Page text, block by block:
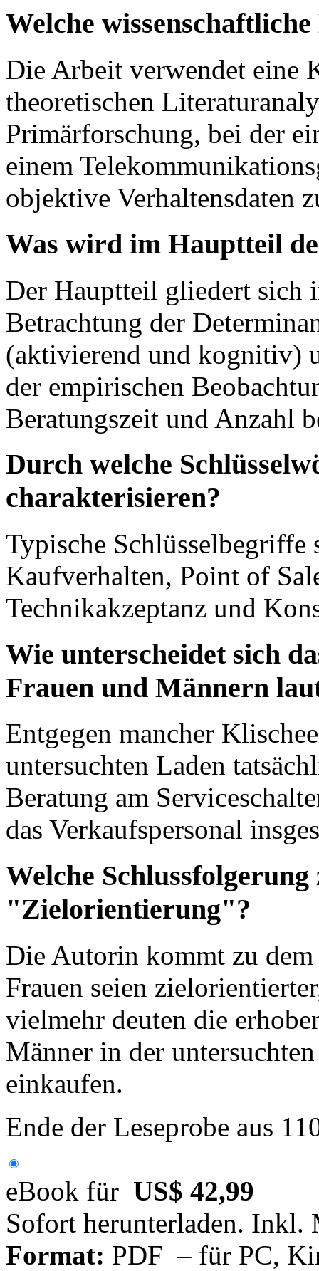
Welche
Die Arbeit verwendet eine
theoretischen
Primärforschung, bei der
einem
objektive Verhaltensdaten
Was wird im Hauptteil
Der Hauptteil gliedert sich
Betrachtung der
(aktivierend und kognitiv)
der empirischen
Beratungszeit und Anzahl
Durch welche
charakterisieren?
Typische
Kaufverhalten, Point of
Technikakzeptanz und
Wie unterscheidet sich
Frauen und Männern
Entgegen mancher
untersuchten Laden
Beratung am
das Verkaufspersonal
Welche
"Zielorientierung"?
Die Autorin kommt zu dem
Frauen seien
vielmehr deuten die
Männer in der
einkaufen.
Ende der Leseprobe aus
eBook für US$ 42,99
Sofort herunterladen. Inkl.
Format: PDF – für PC,